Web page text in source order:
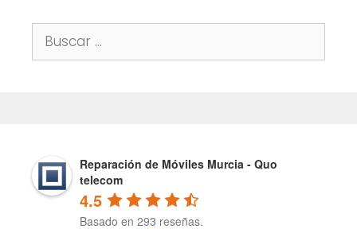
Buscar:
Reparación de Móviles Murcia - Quo
telecom
4.5
Basado en 293 reseñas.